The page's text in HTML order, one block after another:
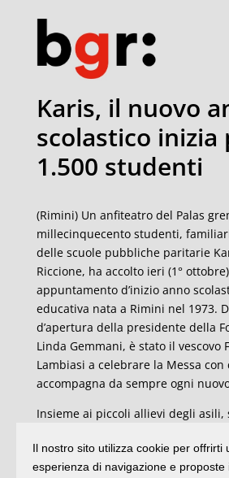
Karis, il nuovo
scolastico inizia
1.500 studenti
(Rimini) Un anfiteatro del Palas
millecinquecento studenti,
delle scuole pubbliche paritarie
Riccione, ha accolto ieri (1°
appuntamento d’inizio anno
educativa nata a Rimini nel 1973.
d’apertura della presidente della
Linda Gemmani, è stato il vescovo
Lambiasi a celebrare la Messa con
accompagna da sempre ogni
Insieme ai piccoli allievi degli asili,
all’appuntamento le vice sindache
Riccione Chiara Bellini e Sandra
Il nostro sito utilizza cookie per offrirti
esperienza di navigazione e proposte